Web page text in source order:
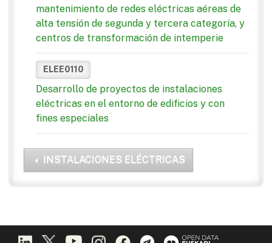
mantenimiento de redes eléctricas aéreas de
alta tensión de segunda y tercera categoría, y
centros de transformación de intemperie
ELEE0110
Desarrollo de proyectos de instalaciones
eléctricas en el entorno de edificios y con
fines especiales
INSTALACIONES ELÉCTRICAS